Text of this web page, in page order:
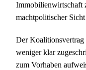
Immobilienwirtschaft
machtpolitischer
Der Koalitionsvertrag
weniger klar
zum Vorhaben